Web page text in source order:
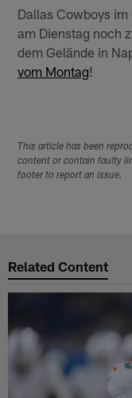
Dallas Cowboys
am Dienstag noch
dem Gelände in
vom Montag!
This article has been
content or contain faulty
footer to report an issue.
Related Content